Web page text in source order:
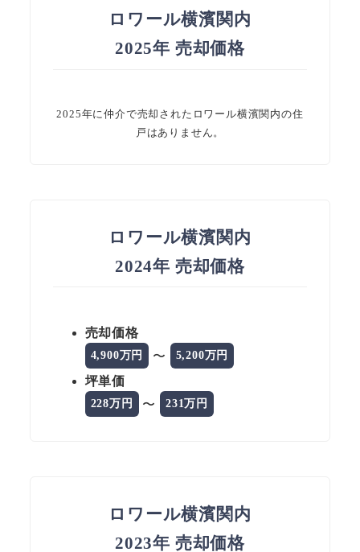
ロワール横濱関内
2025年 売却価格
2025年に仲介で売却されたロワール横濱関内の住
戸はありません。
ロワール横濱関内
2024年 売却価格
売却価格
4,900万円 〜 5,200万円
坪単価
228万円 〜 231万円
ロワール横濱関内
2023年 売却価格